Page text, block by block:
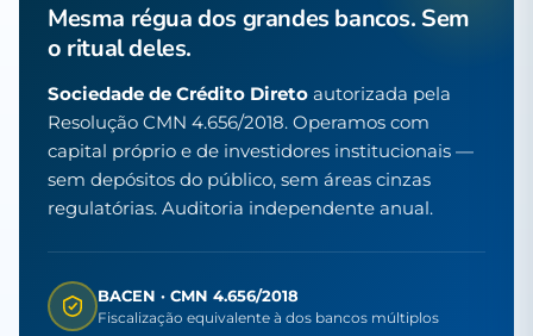
Mesma régua dos grandes bancos. Sem
o ritual deles.
Sociedade de Crédito Direto autorizada pela
Resolução CMN 4.656/2018. Operamos com
capital próprio e de investidores institucionais —
sem depósitos do público, sem áreas cinzas
regulatórias. Auditoria independente anual.
BACEN · CMN 4.656/2018
Fiscalização equivalente à dos bancos múltiplos